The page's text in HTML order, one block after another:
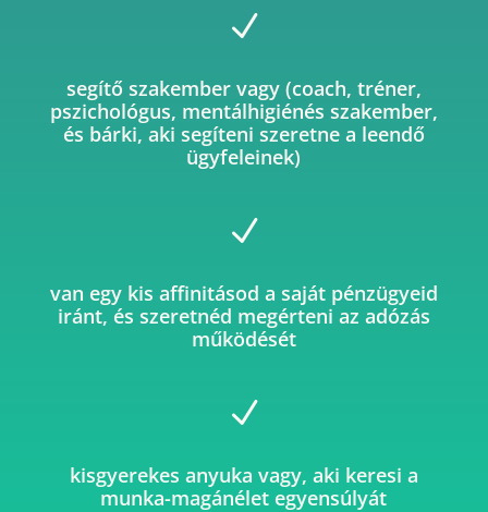
N
segítő szakember vagy (coach, tréner,
pszichológus, mentálhigiénés szakember,
és bárki, aki segíteni szeretne a leendő
ügyfeleinek)
N
van egy kis affinitásod a saját pénzügyeid
iránt, és szeretnéd megérteni az adózás
működését
N
kisgyerekes anyuka vagy, aki keresi a
munka-magánélet egyensúlyát